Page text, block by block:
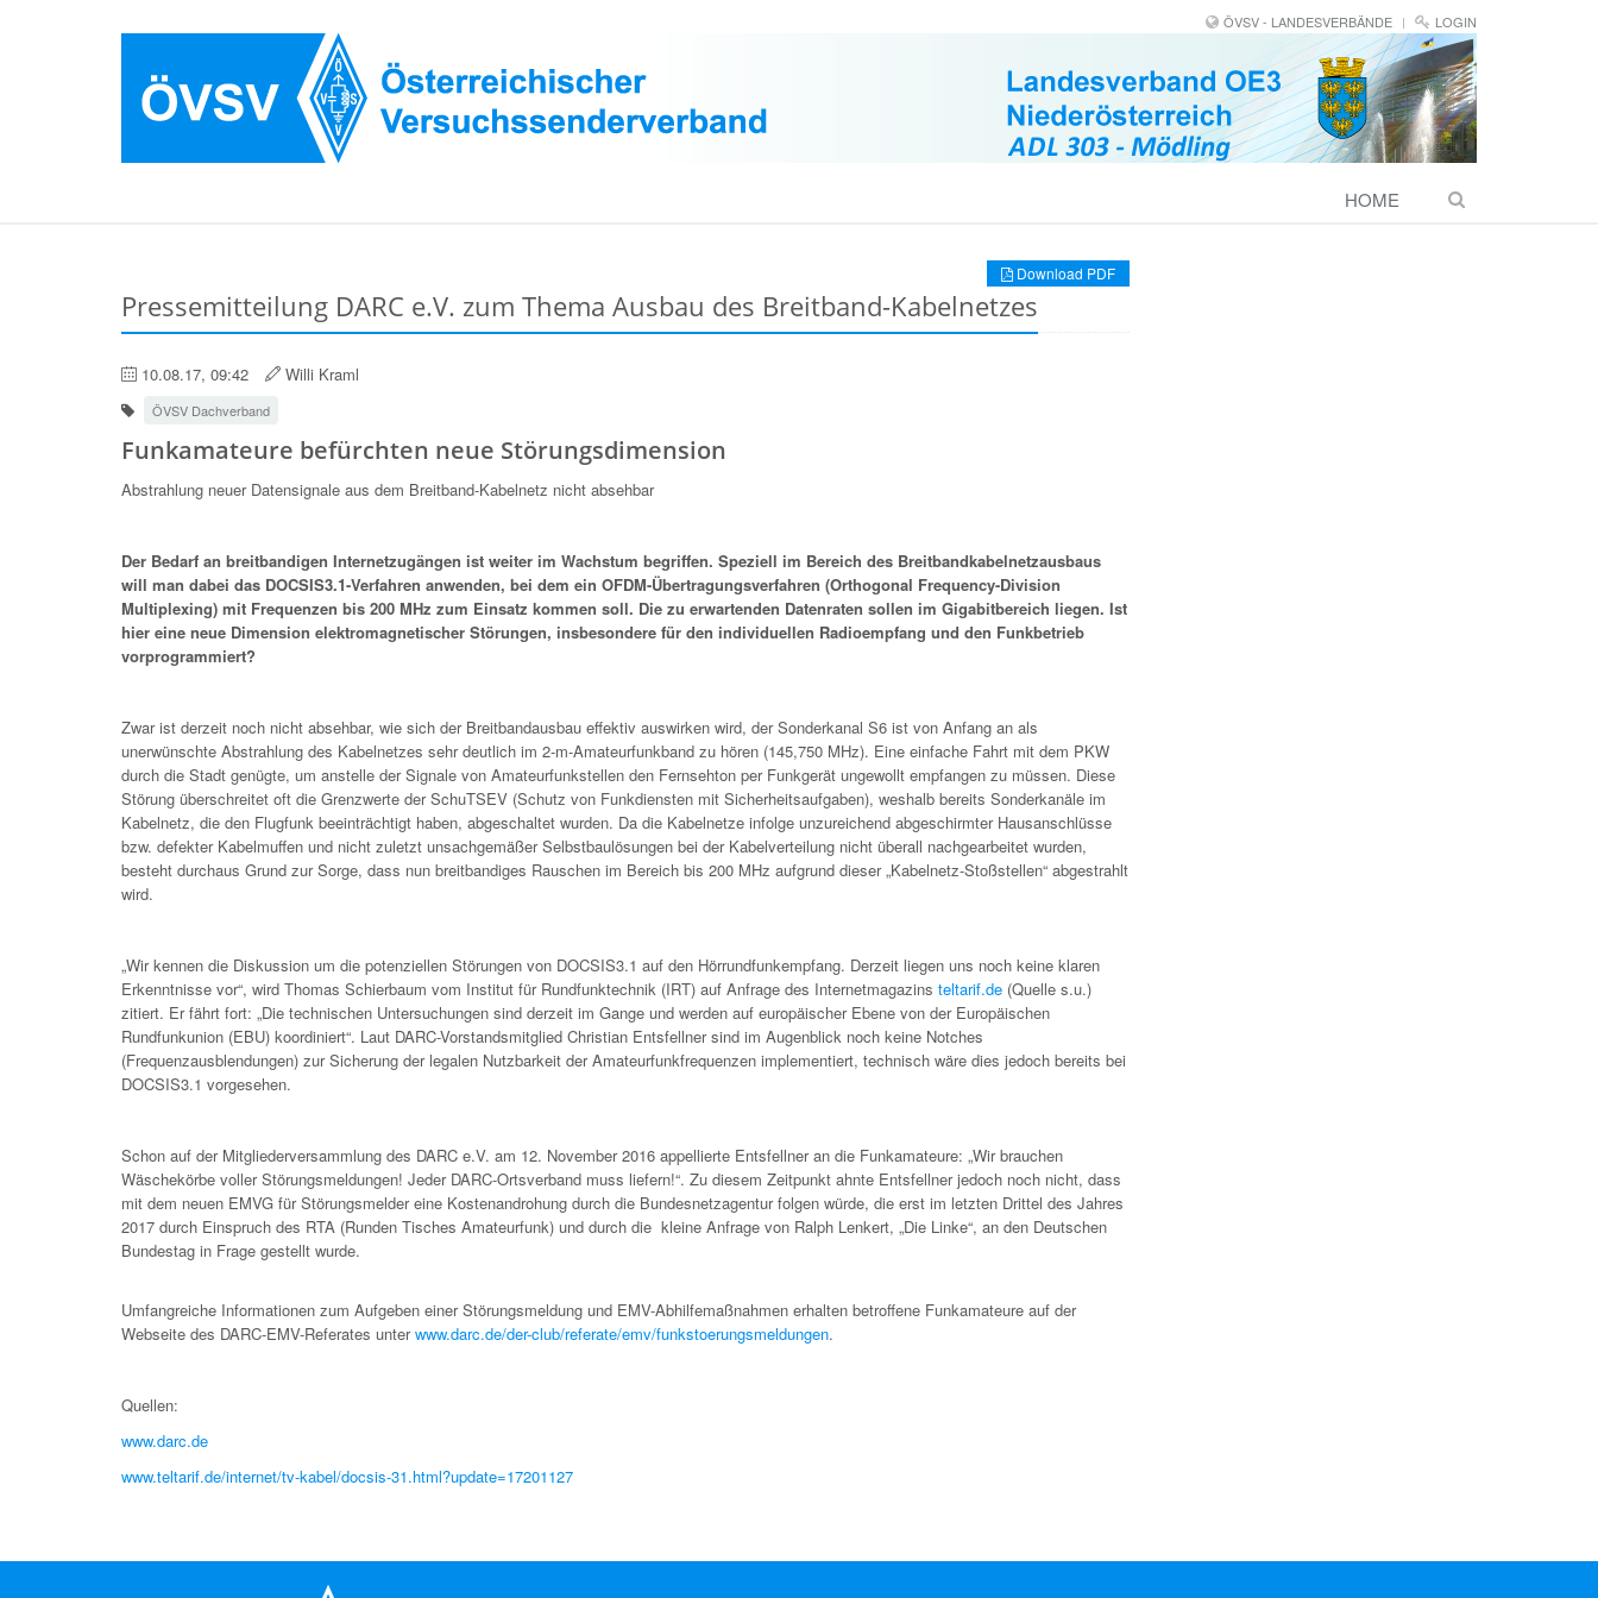
ÖVSV - LANDESVERBÄNDE LOGIN
HOME
Download PDF
Pressemitteilung DARC e.V. zum Thema Ausbau des Breitband-Kabelnetzes
10.08.17, 09:42 Willi Kraml
ÖVSV Dachverband
Funkamateure befürchten neue Störungsdimension
Abstrahlung neuer Datensignale aus dem Breitband-Kabelnetz nicht absehbar
Der Bedarf an breitbandigen Internetzugängen ist weiter im Wachstum begriffen. Speziell im Bereich des Breitbandkabelnetzausbaus
will man dabei das DOCSIS3.1-Verfahren anwenden, bei dem ein OFDM-Übertragungsverfahren (Orthogonal Frequency-Division
Multiplexing) mit Frequenzen bis 200 MHz zum Einsatz kommen soll. Die zu erwartenden Datenraten sollen im Gigabitbereich liegen. Ist
hier eine neue Dimension elektromagnetischer Störungen, insbesondere für den individuellen Radioempfang und den Funkbetrieb
vorprogrammiert?
Zwar ist derzeit noch nicht absehbar, wie sich der Breitbandausbau effektiv auswirken wird, der Sonderkanal S6 ist von Anfang an als
unerwünschte Abstrahlung des Kabelnetzes sehr deutlich im 2-m-Amateurfunkband zu hören (145,750 MHz). Eine einfache Fahrt mit dem PKW
durch die Stadt genügte, um anstelle der Signale von Amateurfunkstellen den Fernsehton per Funkgerät ungewollt empfangen zu müssen. Diese
Störung überschreitet oft die Grenzwerte der SchuTSEV (Schutz von Funkdiensten mit Sicherheitsaufgaben), weshalb bereits Sonderkanäle im
Kabelnetz, die den Flugfunk beeinträchtigt haben, abgeschaltet wurden. Da die Kabelnetze infolge unzureichend abgeschirmter Hausanschlüsse
bzw. defekter Kabelmuffen und nicht zuletzt unsachgemäßer Selbstbaulösungen bei der Kabelverteilung nicht überall nachgearbeitet wurden,
besteht durchaus Grund zur Sorge, dass nun breitbandiges Rauschen im Bereich bis 200 MHz aufgrund dieser „Kabelnetz-Stoßstellen“ abgestrahlt
wird.
„Wir kennen die Diskussion um die potenziellen Störungen von DOCSIS3.1 auf den Hörrundfunkempfang. Derzeit liegen uns noch keine klaren
Erkenntnisse vor“, wird Thomas Schierbaum vom Institut für Rundfunktechnik (IRT) auf Anfrage des Internetmagazins teltarif.de (Quelle s.u.)
zitiert. Er fährt fort: „Die technischen Untersuchungen sind derzeit im Gange und werden auf europäischer Ebene von der Europäischen
Rundfunkunion (EBU) koordiniert“. Laut DARC-Vorstandsmitglied Christian Entsfellner sind im Augenblick noch keine Notches
(Frequenzausblendungen) zur Sicherung der legalen Nutzbarkeit der Amateurfunkfrequenzen implementiert, technisch wäre dies jedoch bereits bei
DOCSIS3.1 vorgesehen.
Schon auf der Mitgliederversammlung des DARC e.V. am 12. November 2016 appellierte Entsfellner an die Funkamateure: „Wir brauchen
Wäschekörbe voller Störungsmeldungen! Jeder DARC-Ortsverband muss liefern!“. Zu diesem Zeitpunkt ahnte Entsfellner jedoch noch nicht, dass
mit dem neuen EMVG für Störungsmelder eine Kostenandrohung durch die Bundesnetzagentur folgen würde, die erst im letzten Drittel des Jahres
2017 durch Einspruch des RTA (Runden Tisches Amateurfunk) und durch die kleine Anfrage von Ralph Lenkert, „Die Linke“, an den Deutschen
Bundestag in Frage gestellt wurde.
Umfangreiche Informationen zum Aufgeben einer Störungsmeldung und EMV-Abhilfemaßnahmen erhalten betroffene Funkamateure auf der
Webseite des DARC-EMV-Referates unterwww.darc.de/der-club/referate/emv/funkstoerungsmeldungen.
Quellen:
www.darc.de
www.teltarif.de/internet/tv-kabel/docsis-31.html?update=17201127